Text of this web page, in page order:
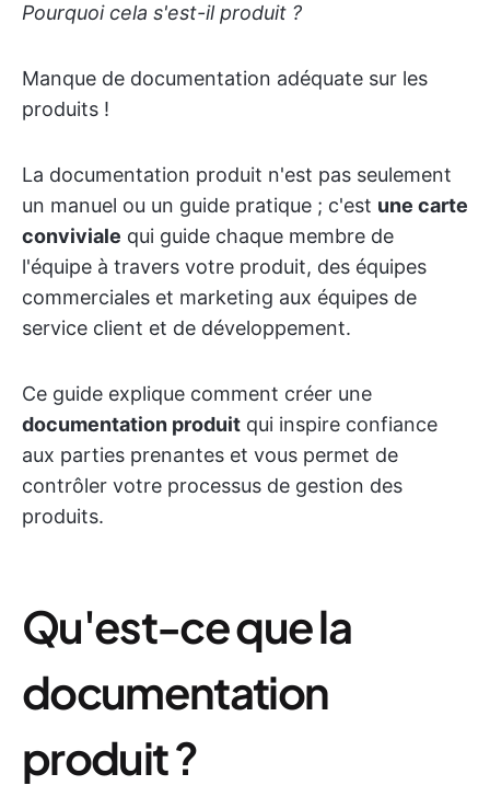
Pourquoi cela s'est-il produit ?
Manque de documentation adéquate sur les
produits !
La documentation produit n'est pas seulement
un manuel ou un guide pratique ; c'est une carte
conviviale qui guide chaque membre de
l'équipe à travers votre produit, des équipes
commerciales et marketing aux équipes de
service client et de développement.
Ce guide explique comment créer une
documentation produit qui inspire confiance
aux parties prenantes et vous permet de
contrôler votre processus de gestion des
produits.
Qu'est-ce que la
documentation
produit ?